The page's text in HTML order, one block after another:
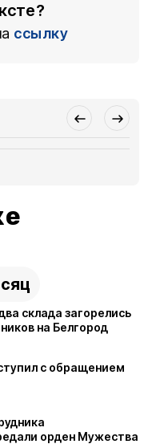
ссылку
склада загорелись
на Белгород
с обращением
орден Мужества